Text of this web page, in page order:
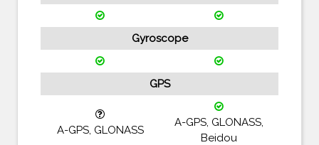
Gyroscope
GPS
A-GPS, GLONASS
A-GPS, GLONASS,
Beidou